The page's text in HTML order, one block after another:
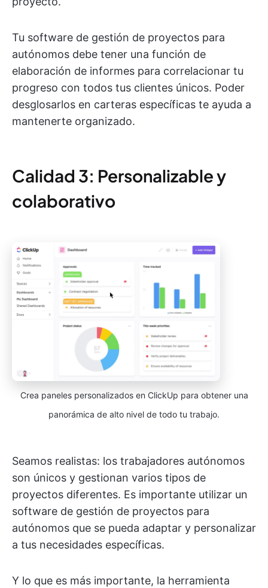
Tu software de gestión de proyectos para
autónomos debe tener una función de
elaboración de informes para correlacionar tu
progreso con todos tus clientes únicos. Poder
desglosarlos en carteras específicas te ayuda a
mantenerte organizado.
Calidad 3: Personalizable y
colaborativo
Crea paneles personalizados en ClickUp para obtener una
panorámica de alto nivel de todo tu trabajo.
Seamos realistas: los trabajadores autónomos
son únicos y gestionan varios tipos de
proyectos diferentes. Es importante utilizar un
software de gestión de proyectos para
autónomos que se pueda adaptar y personalizar
a tus necesidades específicas.
Y lo que es más importante, la herramienta